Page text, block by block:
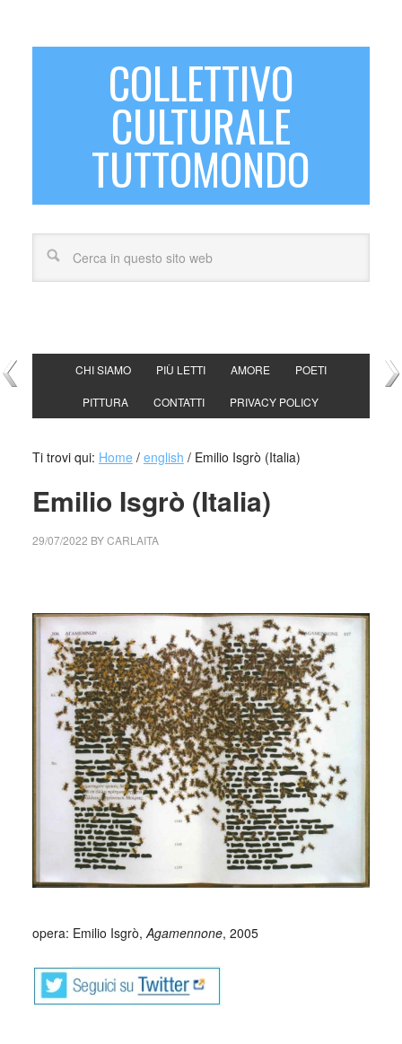
COLLETTIVO
CULTURALE
TUTTOMONDO
CHI SIAMO PIÙ LETTI AMORE POETI
PITTURA CONTATTI PRIVACY POLICY
Ti trovi qui: Home / english /Emilio Isgrò (Italia)
Emilio Isgrò (Italia)
29/07/2022 BYCARLAITA
opera: Emilio Isgrò,Agamennone, 2005